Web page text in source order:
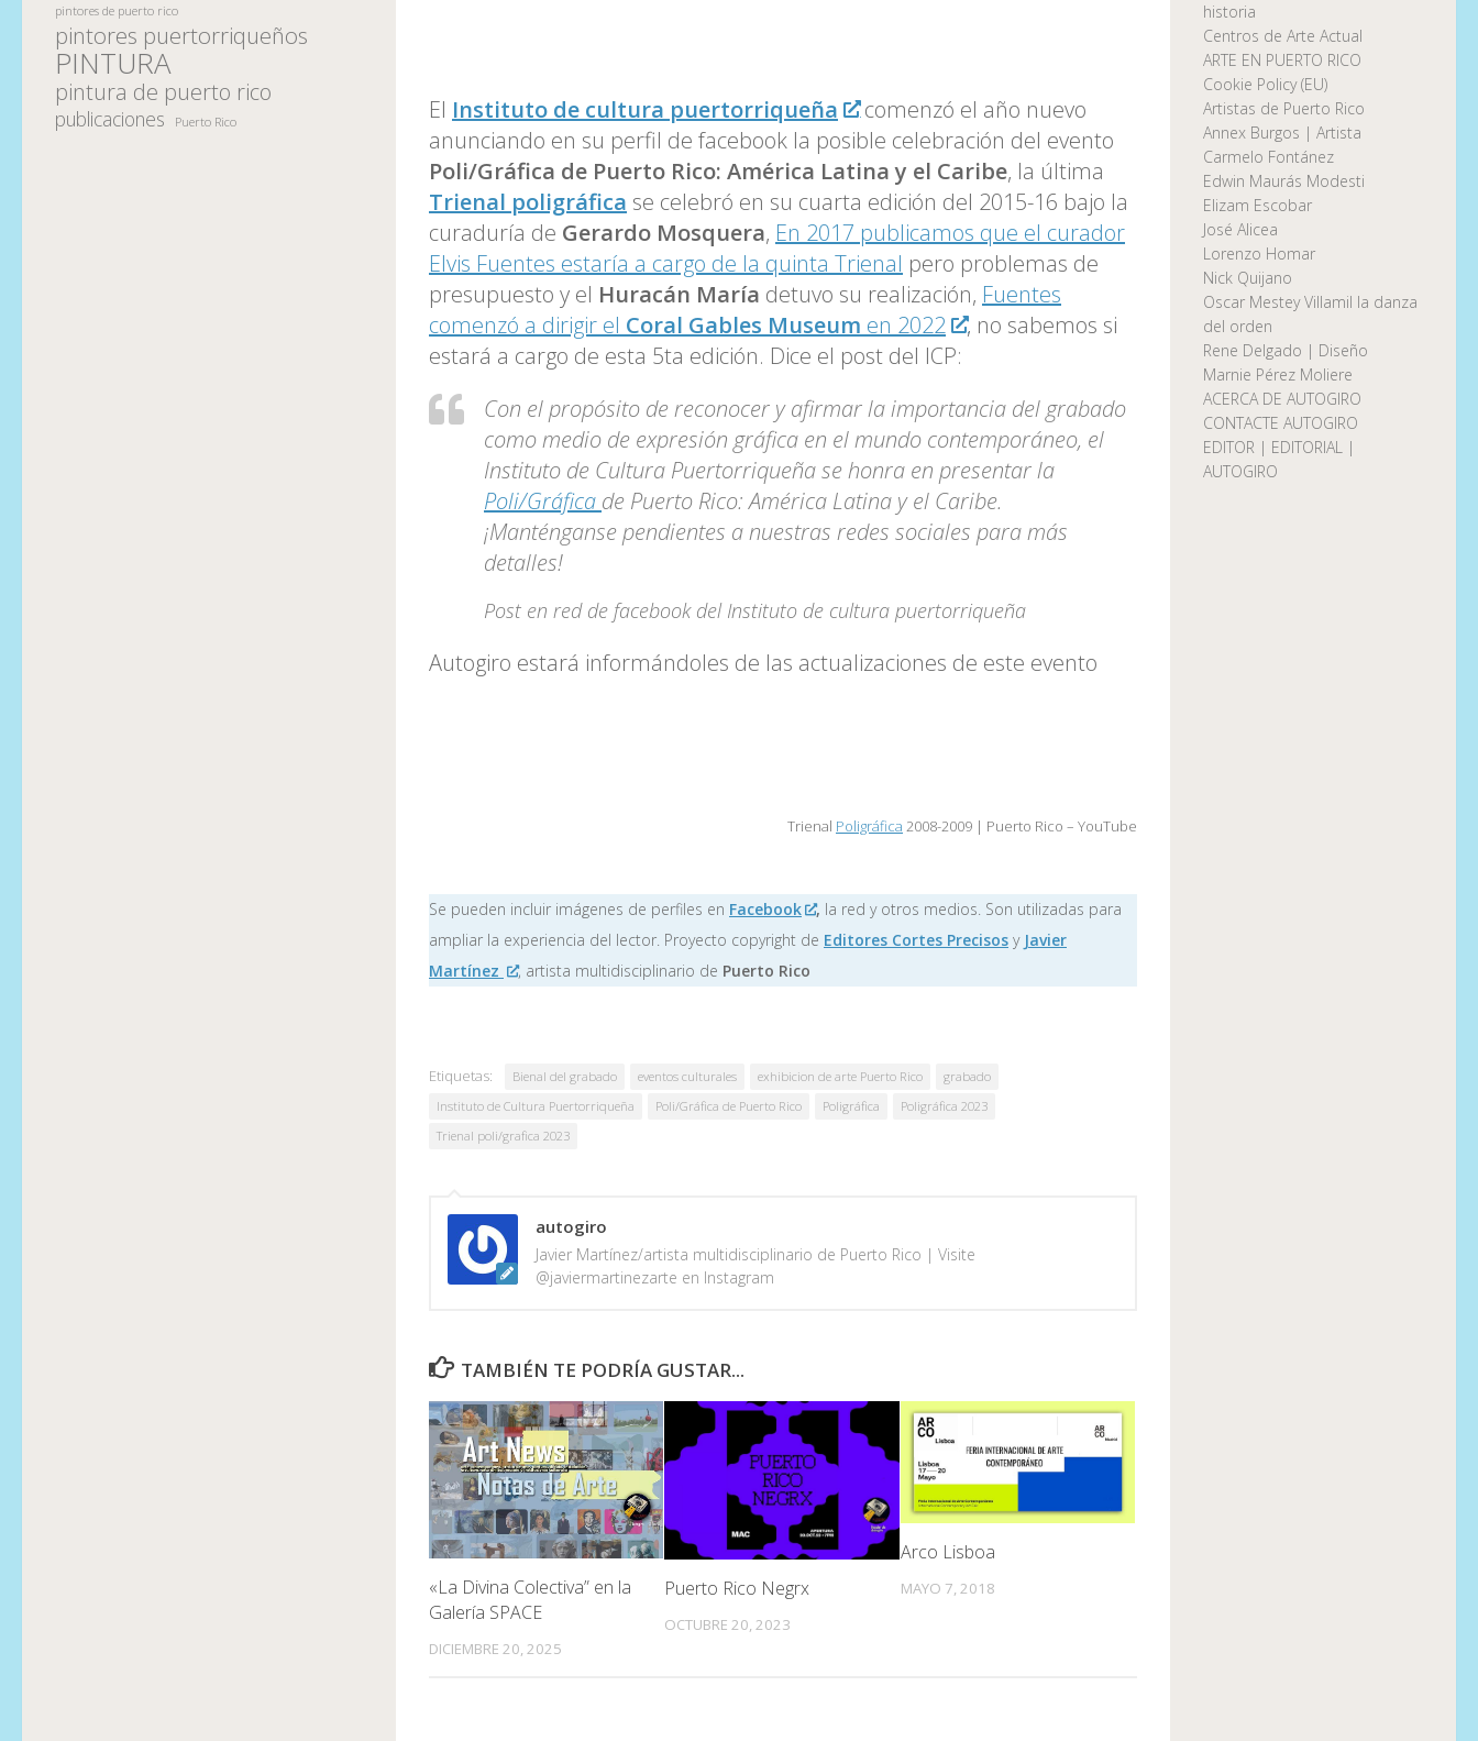
El Instituto de cultura puertorriqueña
comenzó el año nuevo
anunciando en su perfil de facebook la posible celebración del evento
Poli/Gráfica de Puerto Rico: América Latina y el Caribe, la última
Trienal poligráfica se celebró en su cuarta edición del 2015-16 bajo la
curaduría de Gerardo Mosquera, En 2017 publicamos que el curador
Elvis Fuentes estaría a cargo de la quinta Trienal pero problemas de
presupuesto y el Huracán María detuvo su realización, Fuentes
comenzó a dirigir el Coral Gables Museum en 2022
, no sabemos si
estará a cargo de esta 5ta edición. Dice el post del ICP:
Con el propósito de reconocer y afirmar la importancia del grabado
como medio de expresión gráfica en el mundo contemporáneo, el
Instituto de Cultura Puertorriqueña se honra en presentar la
Poli/Gráfica de Puerto Rico: América Latina y el Caribe.
¡Manténganse pendientes a nuestras redes sociales para más
detalles!
Post en red de facebook del Instituto de cultura puertorriqueña
Autogiro estará informándoles de las actualizaciones de este evento
Trienal Poligráfica 2008-2009 | Puerto Rico – YouTube
Se pueden incluir imágenes de perfiles en Facebook , la red y otros medios. Son utilizadas para
ampliar la experiencia del lector. Proyecto copyright de Editores Cortes Precisos y Javier
Martínez
, artista multidisciplinario de Puerto Rico
Etiquetas: Bienal del grabado eventos culturales exhibicion de arte Puerto Rico
grabado
Instituto de Cultura Puertorriqueña
Poli/Gráfica de Puerto Rico Poligráfica
Poligráfica 2023
Trienal poli/grafica 2023
autogiro
Javier Martínez/artista multidisciplinario de Puerto Rico | Visite
@javiermartinezarte en Instagram
TAMBIÉN TE PODRÍA GUSTAR...
«La Divina Colectiva” en la
Galería SPACE
DICIEMBRE 20, 2025
Puerto Rico Negrx
OCTUBRE 20, 2023
Arco Lisboa
MAYO 7, 2018
pintores de puerto rico
pintores puertorriqueños
PINTURA
pintura de puerto rico
publicaciones Puerto Rico
historia
Centros de Arte Actual
ARTE EN PUERTO RICO
Cookie Policy (EU)
Artistas de Puerto Rico
Annex Burgos | Artista
Carmelo Fontánez
Edwin Maurás Modesti
Elizam Escobar
José Alicea
Lorenzo Homar
Nick Quijano
Oscar Mestey Villamil la danza
del orden
Rene Delgado | Diseño
Marnie Pérez Moliere
ACERCA DE AUTOGIRO
CONTACTE AUTOGIRO
EDITOR | EDITORIAL |
AUTOGIRO